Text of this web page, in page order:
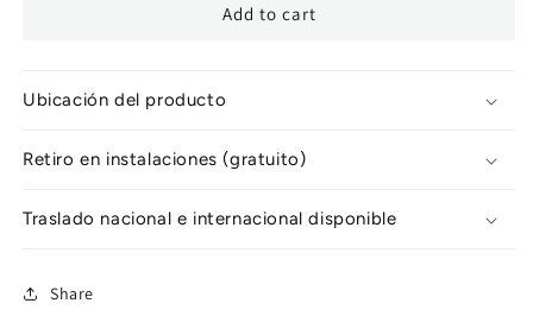
Add to cart
Ubicación del producto
Retiro en instalaciones (gratuito)
Traslado nacional e internacional disponible
Share